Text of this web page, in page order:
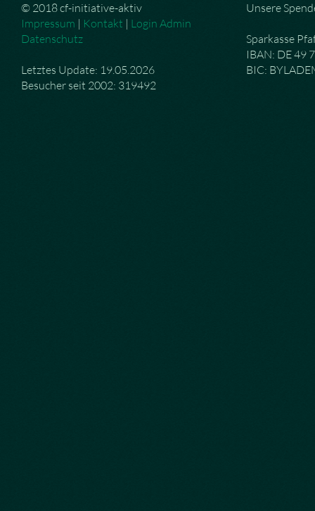
© 2018 cf-initiative-aktiv
Impressum | Kontakt | Login Admin
Datenschutz
Letztes Update: 19.05.2026
Besucher seit 2002: 319492
Unsere
Sparkasse
IBAN: DE 49
BIC: